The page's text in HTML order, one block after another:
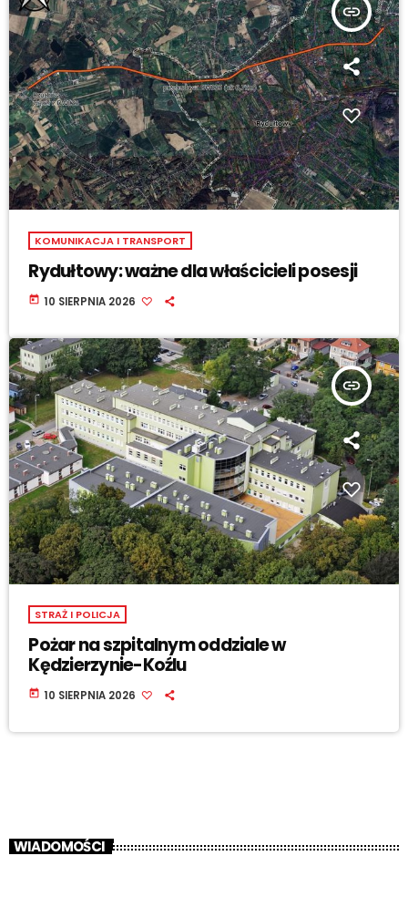
insert_link
KOMUNIKACJA I TRANSPORT
Rydułtowy: ważne dla właścicieli posesji
today 10 SIERPNIA 2026
insert_link
STRAŻ I POLICJA
Pożar na szpitalnym oddziale w
Kędzierzynie-Koźlu
today 10 SIERPNIA 2026
WIADOMOŚCI